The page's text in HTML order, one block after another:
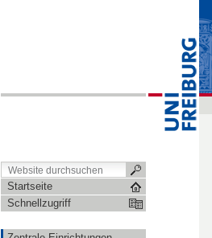
Startseite
Schnellzugriff